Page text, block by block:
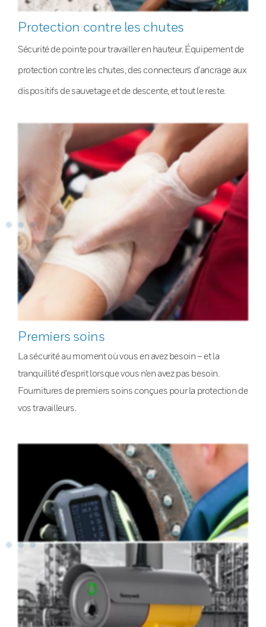
Protection contre les chutes
Sécurité de pointe pour travailler en hauteur. Équipement de
protection contre les chutes, des connecteurs d’ancrage aux
dispositifs de sauvetage et de descente, et tout le reste.
Premiers soins
La sécurité au moment où vous en avez besoin – et la
tranquillité d’esprit lorsque vous n’en avez pas besoin.
Fournitures de premiers soins conçues pour la protection de
vos travailleurs.